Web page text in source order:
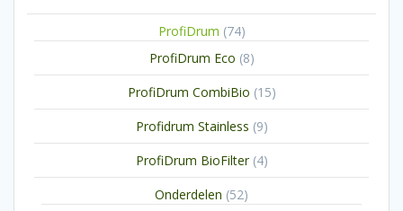
ProfiDrum 7474
ProfiDrum Eco 88
producten
ProfiDrum CombiBio 1515
producten
Profidrum Stainless 99
producten
ProfiDrum BioFilter 44
producten
Onderdelen 5252